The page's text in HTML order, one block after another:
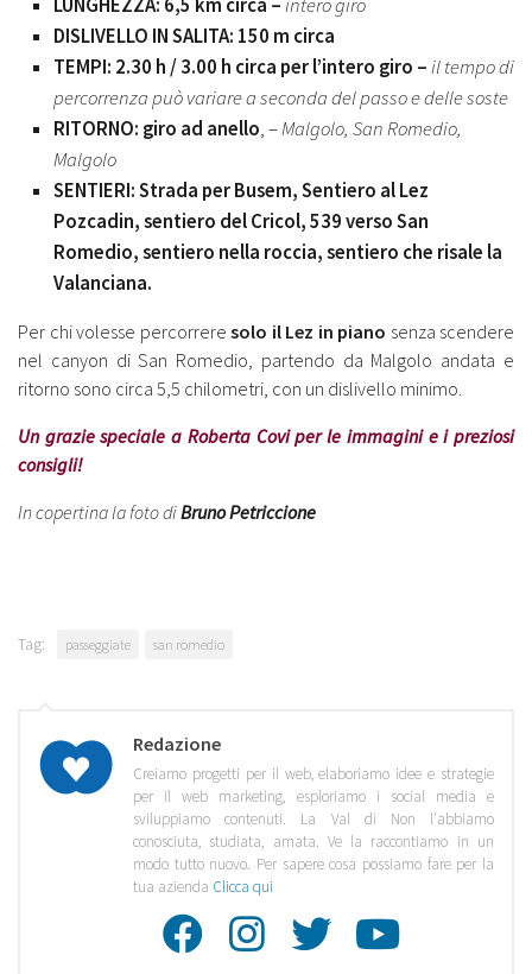
DISLIVELLO IN SALITA: 150 m circa
TEMPI: 2.30 h / 3.00 h circa per l’intero giro –il tempo di
percorrenza può variare a seconda del passo e delle soste
RITORNO: giro ad anello, –Malgolo, San Romedio,
Malgolo
SENTIERI: Strada per Busem, Sentiero al Lez
Pozcadin, sentiero del Cricol, 539 verso San
Romedio, sentiero nella roccia, sentiero che risale la
Valanciana.
Per chi volesse percorrere solo il Lez in piano senza scendere
nel canyon di San Romedio, partendo da Malgolo andata e
ritorno sono circa 5,5 chilometri, con un dislivello minimo.
Un grazie speciale a Roberta Covi per le immagini e i preziosi
consigli!
In copertina la foto diBruno Petriccione
Tag: passeggiate san romedio
Redazione
Creiamo progetti per il web, elaboriamo idee e strategie
per il web marketing, esploriamo i social media e
sviluppiamo contenuti. La Val di Non l'abbiamo
conosciuta, studiata, amata. Ve la raccontiamo in un
modo tutto nuovo. Per sapere cosa possiamo fare per la
tua azienda Clicca qui
Facebook